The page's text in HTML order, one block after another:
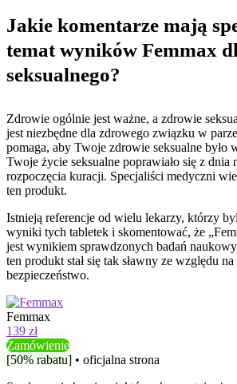
Jakie komentarze mają
temat wyników Femmax
seksualnego?
Zdrowie ogólnie jest ważne, a zdrowie
jest niezbędne dla zdrowego związku w
pomaga, aby Twoje zdrowie seksualne było
Twoje życie seksualne poprawiało się z dnia
rozpoczęcia kuracji. Specjaliści medyczni
ten produkt.
Istnieją referencje od wielu lekarzy, którzy
wyniki tych tabletek i skomentować, że
jest wynikiem sprawdzonych badań
ten produkt stał się tak sławny ze względu
bezpieczeństwo.
Femmax
139 zł
Zamówienie
[50% rabatu] • oficjalna strona